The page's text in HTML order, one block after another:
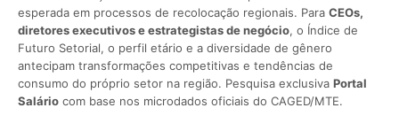
esperada em processos de recolocação regionais. Para CEOs,
diretores executivos e estrategistas de negócio, o Índice de
Futuro Setorial, o perfil etário e a diversidade de gênero
antecipam transformações competitivas e tendências de
consumo do próprio setor na região. Pesquisa exclusiva Portal
Salário com base nos microdados oficiais do CAGED/MTE.